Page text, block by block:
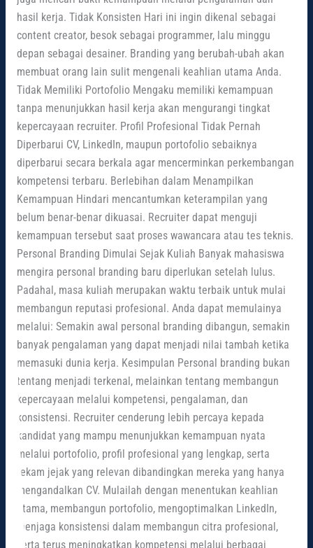
hasil kerja. Tidak Konsisten Hari ini ingin dikenal sebagai
content creator, besok sebagai programmer, lalu minggu
depan sebagai desainer. Branding yang berubah-ubah akan
membuat orang lain sulit mengenali keahlian utama Anda.
Tidak Memiliki Portofolio Mengaku memiliki kemampuan
tanpa menunjukkan hasil kerja akan mengurangi tingkat
kepercayaan recruiter. Profil Profesional Tidak Pernah
Diperbarui CV, LinkedIn, maupun portofolio sebaiknya
diperbarui secara berkala agar mencerminkan perkembangan
kompetensi terbaru. Berlebihan dalam Menampilkan
Kemampuan Hindari mencantumkan keterampilan yang
belum benar-benar dikuasai. Recruiter dapat menguji
kemampuan tersebut saat proses wawancara atau tes teknis.
Personal Branding Dimulai Sejak Kuliah Banyak mahasiswa
mengira personal branding baru diperlukan setelah lulus.
Padahal, masa kuliah merupakan waktu terbaik untuk mulai
membangun reputasi profesional. Anda dapat memulainya
melalui: Semakin awal personal branding dibangun, semakin
banyak pengalaman yang dapat menjadi nilai tambah ketika
memasuki dunia kerja. Kesimpulan Personal branding bukan
tentang menjadi terkenal, melainkan tentang membangun
kepercayaan melalui kompetensi, pengalaman, dan
konsistensi. Recruiter cenderung lebih percaya kepada
kandidat yang mampu menunjukkan kemampuan nyata
melalui portofolio, profil profesional yang lengkap, serta
rekam jejak yang relevan dibandingkan mereka yang hanya
mengandalkan CV. Mulailah dengan menentukan keahlian
utama, membangun portofolio, mengoptimalkan LinkedIn,
menjaga konsistensi dalam membangun citra profesional,
serta terus meningkatkan kompetensi melalui berbagai